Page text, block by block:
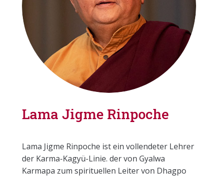
Lama Jigme Rinpoche
Lama Jigme Rinpoche ist ein vollendeter Lehrer
der Karma-Kagyü-Linie. der von Gyalwa
Karmapa zum spirituellen Leiter von Dhagpo